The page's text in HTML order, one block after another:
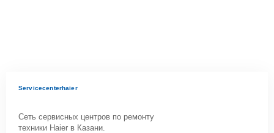
Servicecenterhaier
Сеть сервисных центров по ремонту
техники Haier в Казани.